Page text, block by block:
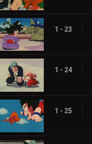
1 - 23
1 - 24
1 - 25